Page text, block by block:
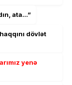
ata…”
dövlət
yenə